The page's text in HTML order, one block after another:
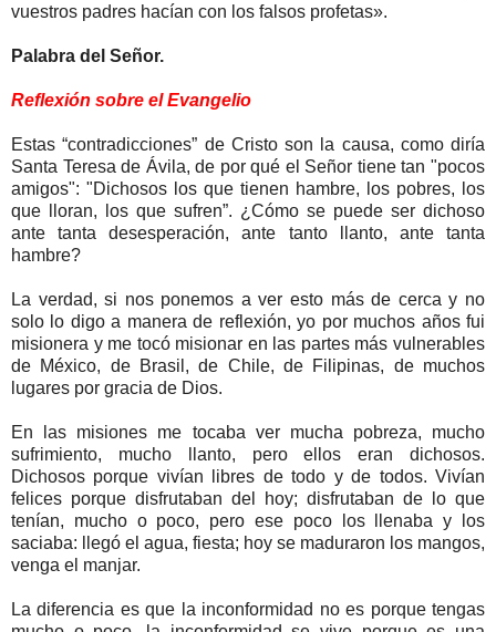
vuestros padres hacían con los falsos profetas».
Palabra del Señor.
Reflexión sobre el Evangelio
Estas “contradicciones” de Cristo son la causa, como diría
Santa Teresa de Ávila, de por qué el Señor tiene tan "pocos
amigos": "Dichosos los que tienen hambre, los pobres, los
que lloran, los que sufren”. ¿Cómo se puede ser dichoso
ante tanta desesperación, ante tanto llanto, ante tanta
hambre?
La verdad, si nos ponemos a ver esto más de cerca y no
solo lo digo a manera de reflexión, yo por muchos años fui
misionera y me tocó misionar en las partes más vulnerables
de México, de Brasil, de Chile, de Filipinas, de muchos
lugares por gracia de Dios.
En las misiones me tocaba ver mucha pobreza, mucho
sufrimiento, mucho llanto, pero ellos eran dichosos.
Dichosos porque vivían libres de todo y de todos. Vivían
felices porque disfrutaban del hoy; disfrutaban de lo que
tenían, mucho o poco, pero ese poco los llenaba y los
saciaba: llegó el agua, fiesta; hoy se maduraron los mangos,
venga el manjar.
La diferencia es que la inconformidad no es porque tengas